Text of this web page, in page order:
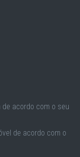
acordo com o seu
de acordo com o